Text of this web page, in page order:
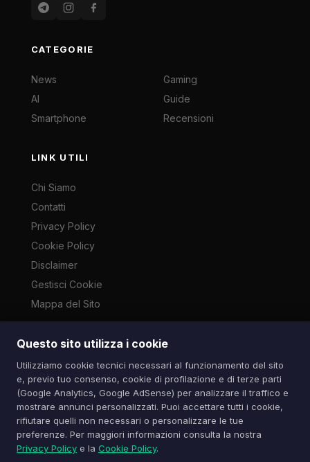
Questo sito utilizza i cookie
Utilizziamo cookie tecnici necessari al funzionamento del sito
e, previo tuo consenso, cookie di profilazione e di terze parti
(Google Analytics, Google AdSense) per analizzare il traffico e
mostrare annunci personalizzati. Puoi accettare tutti i cookie,
rifiutare quelli non necessari o personalizzare le tue
preferenze. Per maggiori informazioni consulta la nostra
Privacy Policy e la Cookie Policy.
CATEGORIE
News
AI
Smartphone
Gaming
Guide
Recensioni
LINK UTILI
Chi Siamo
Contatti
Privacy Policy
Cookie Policy
Disclaimer
Gestisci Cookie
Mappa del Sito
Le immagini presenti su questo sito sono di proprietà dei
cronaca ai sensi dell'art. 70 L. 633/1941. Contatti:
info@spazioitech.it
© 2026 Spazio iTech — Seven Trade SRLS — P.IVA:
04077740985